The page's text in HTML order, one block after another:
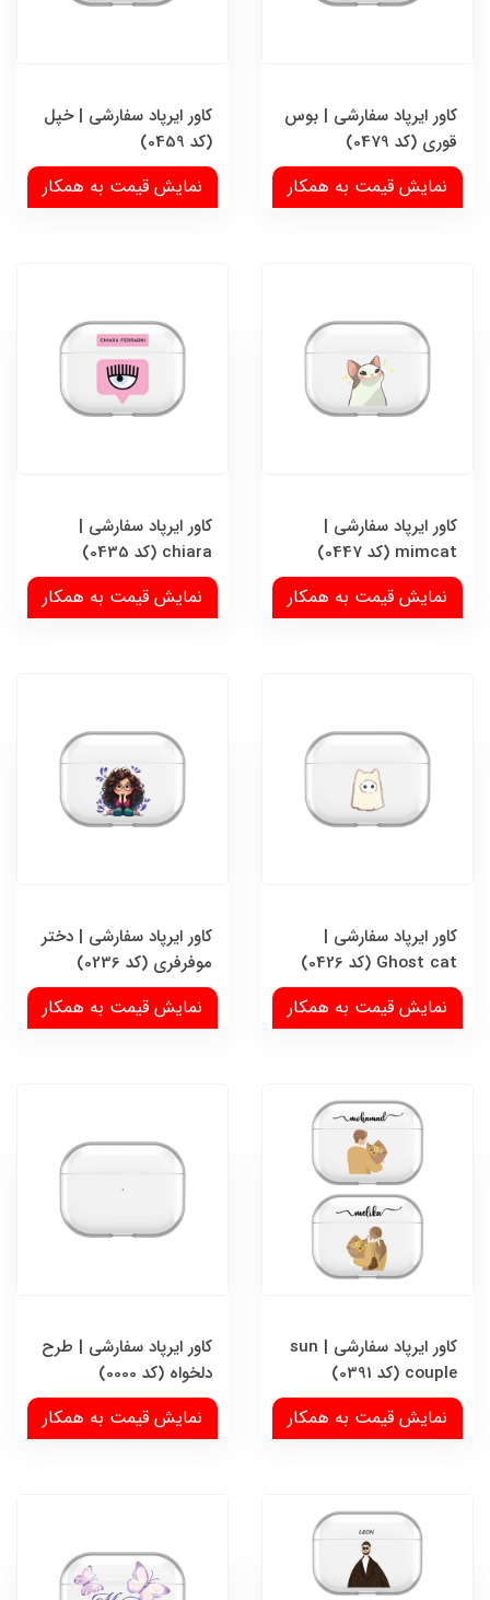
کاور ایرپاد سفارشی | بوس
قوری (کد 0479)
نمایش قیمت به همکار
کاور ایرپاد سفارشی | خپل
(کد 0459)
نمایش قیمت به همکار
کاور ایرپاد سفارشی |
mimcat (کد 0447)
نمایش قیمت به همکار
کاور ایرپاد سفارشی |
chiara (کد 0435)
نمایش قیمت به همکار
کاور ایرپاد سفارشی |
Ghost cat (کد 0426)
نمایش قیمت به همکار
کاور ایرپاد سفارشی | دختر
موفرفری (کد 0236)
نمایش قیمت به همکار
کاور ایرپاد سفارشی | sun
couple (کد 0391)
نمایش قیمت به همکار
کاور ایرپاد سفارشی | طرح
دلخواه (کد 0000)
نمایش قیمت به همکار